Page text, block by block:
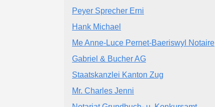
Peyer Sprecher Erni
Hank Michael
Me Anne-Luce Pernet-Baeriswyl Notaire
Gabriel & Bucher AG
Staatskanzlei Kanton Zug
Mr. Charles Jenni